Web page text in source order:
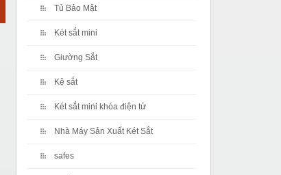
Tủ Bảo Mật
Két sắt mini
Giường Sắt
Kệ sắt
Két sắt mini khóa điện tử
Nhà Máy Sản Xuất Két Sắt
safes